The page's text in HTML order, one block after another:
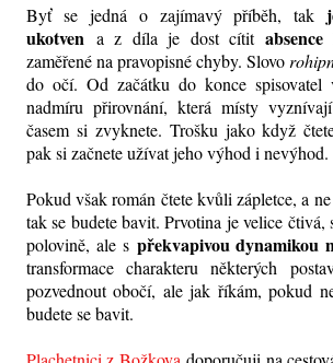
Byť se jedná o zajímavý příběh, tak
ukotven a z díla je dost cítit
zaměřené na pravopisné chyby. Slovo
do očí. Od začátku do konce spisovatel
nadmíru přirovnání, která místy
časem si zvyknete. Trošku jako když
pak si začnete užívat jeho výhod i nevýhod.
Pokud však román čtete kvůli zápletce, a
tak se budete bavit. Prvotina je velice čtivá,
polovině, ale s překvapivou dynamikou
transformace charakteru některých
pozvednout obočí, ale jak říkám, pokud
budete se bavit.